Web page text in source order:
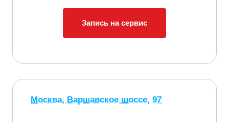
Запись на сервис
Москва, Варшавское шоссе, 97